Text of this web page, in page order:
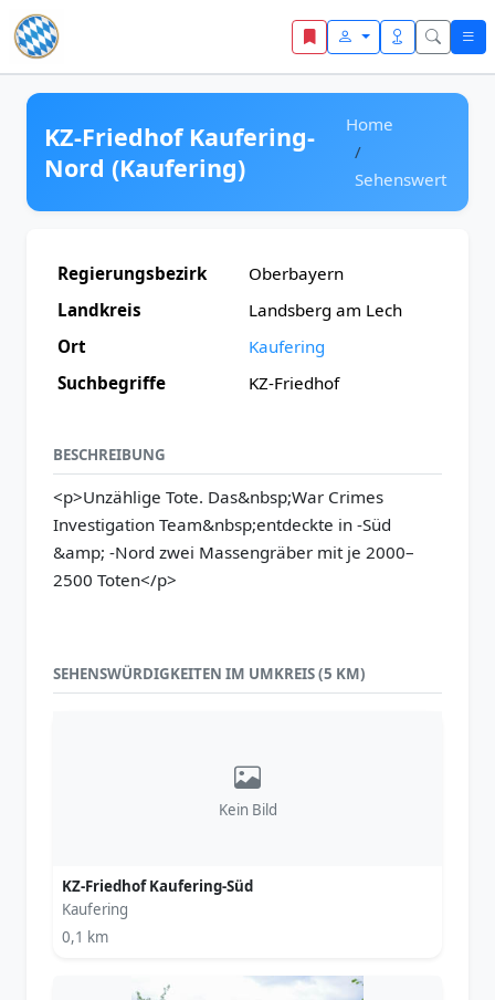
Zum Inhalt springen
KZ-Friedhof Kaufering-
Nord (Kaufering)
Home
Sehenswert
Regierungsbezirk
Oberbayern
Landkreis
Landsberg am Lech
Ort
Kaufering
Suchbegriffe
KZ-Friedhof
BESCHREIBUNG
<p>Unzählige Tote. Das&nbsp;War Crimes
Investigation Team&nbsp;entdeckte in -Süd
&amp; -Nord zwei Massengräber mit je 2000–
2500 Toten</p>
SEHENSWÜRDIGKEITEN IM UMKREIS (5 KM)
Kein Bild
KZ-Friedhof Kaufering-Süd
Kaufering
0,1 km